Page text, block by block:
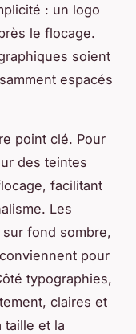
: un logo
le flocage.
soient
espacés
point clé. Pour
des teintes
facilitant
Les
fond sombre,
pour
typographies,
claires et
taille et la